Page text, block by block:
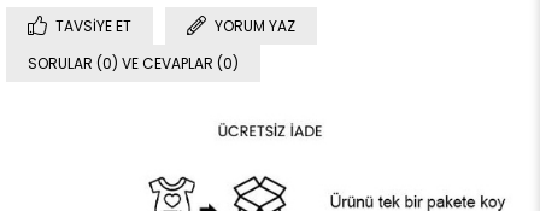
TAVSIYE ET
YORUM YAZ
SORULAR (0) VE CEVAPLAR (0)